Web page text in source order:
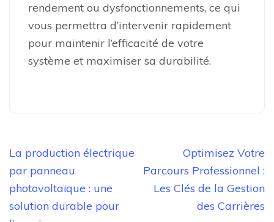
rendement ou dysfonctionnements, ce qui
vous permettra d’intervenir rapidement
pour maintenir l’efficacité de votre
système et maximiser sa durabilité.
Navigation
de
l’article
La production électrique
par panneau
photovoltaïque : une
solution durable pour
Optimisez Votre
Parcours Professionnel :
Les Clés de la Gestion
des Carrières